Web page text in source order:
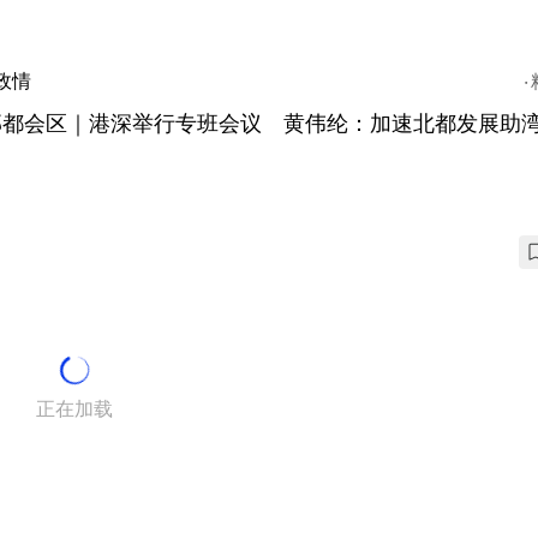
情
会区｜港深举行专班会议 黄伟纶：加速北都发展助
正在加载